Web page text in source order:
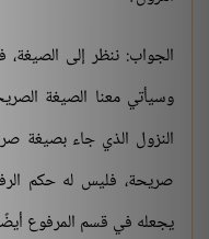
الجواب: ننظر إلى
وسيأتي معنا الصيغة
النزول الذي جاء بصيغة
صريحة، فليس له حكم
يجعله في قسم المرفوع